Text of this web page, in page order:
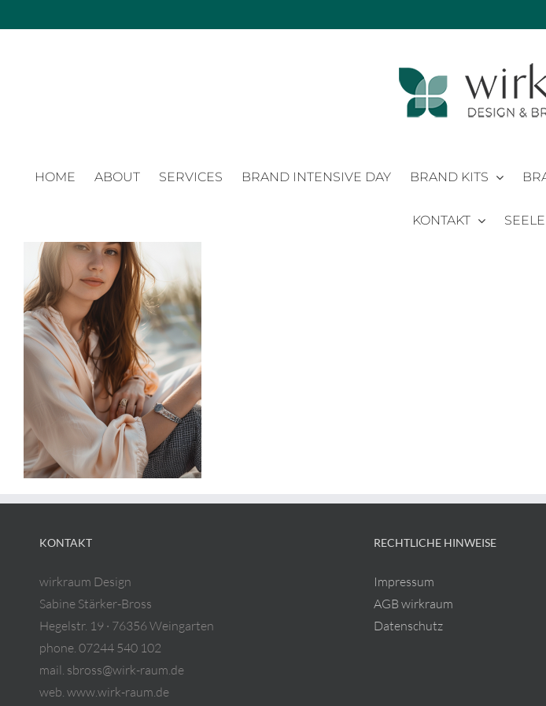
Inhalt
HOME ABOUT SERVICES BRAND INTENSIVE DAY BRAND KITS
KONTAKT
KONTAKT
wirkraum Design
Sabine Stärker-Bross
Hegelstr. 19 · 76356 Weingarten
phone. 07244 540 102
mail. sbross@wirk-raum.de
web. www.wirk-raum.de
RECHTLICHE HINWEISE
Impressum
AGB wirkraum
Datenschutz